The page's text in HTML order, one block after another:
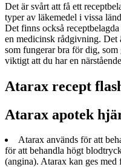
Det är svårt att få ett
typer av läkemedel i vissa
Det finns också
en medicinsk rådgivning. Det
som fungerar bra för dig,
viktigt att du har en
Atarax recept
Atarax apotek
Atarax används för att
för att behandla högt
(angina). Atarax kan ges